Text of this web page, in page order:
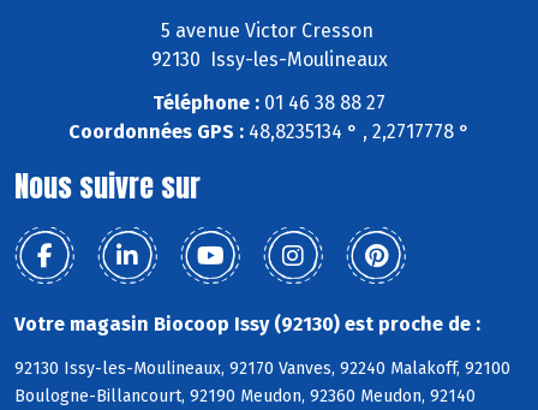
5 avenue Victor Cresson
92130 Issy-les-Moulineaux
Téléphone : 01 46 38 88 27
Coordonnées GPS : 48,8235134 ° , 2,2717778 °
Nous suivre sur
Votre magasin Biocoop Issy (92130) est proche de :
92130 Issy-les-Moulineaux, 92170 Vanves, 92240 Malakoff, 92100
Boulogne-Billancourt, 92190 Meudon, 92360 Meudon, 92140